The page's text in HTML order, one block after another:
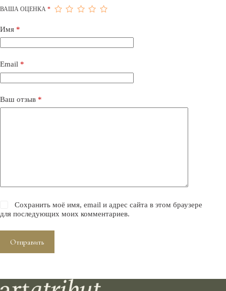
ВАША ОЦЕНКА *
Имя *
Email *
Ваш отзыв *
Сохранить моё имя, email и адрес сайта в этом браузере
для последующих моих комментариев.
Отправить